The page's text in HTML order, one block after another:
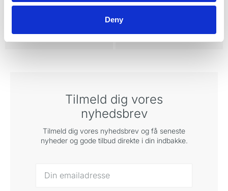
Deny
Tilmeld dig vores
nyhedsbrev
Tilmeld dig vores nyhedsbrev og få seneste
nyheder og gode tilbud direkte i din indbakke.